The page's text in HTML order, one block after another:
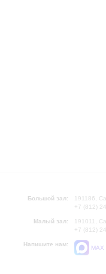
Большой зал:
191186,
+7 (812)
Малый зал:
191011,
+7 (812)
Напишите нам:
MAX